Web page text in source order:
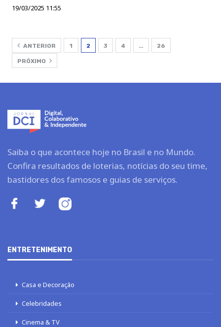
19/03/2025 11:55
ANTERIOR 1 2 3 4 … 26
PRÓXIMO
Saiba o que acontece hoje no Brasil e no Mundo.
Confira resultados de loterias, notícias do seu time,
bastidores dos famosos e guias de serviços.
ENTRETENIMENTO
Casa e Decoração
Celebridades
Cinema & TV